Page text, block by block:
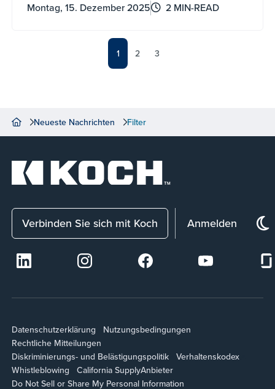
Montag, 15. Dezember 2025 2 MIN-READ
1 2 3
Neueste Nachrichten Filter
Verbinden Sie sich mit Koch Anmelden
Datenschutzerklärung
Nutzungsbedingungen
Rechtliche Mitteilungen
Diskriminierungs- und Belästigungspolitik
Verhaltenskodex
Whistleblowing
California SupplyAnbieter
Do Not Sell or Share My Personal Information